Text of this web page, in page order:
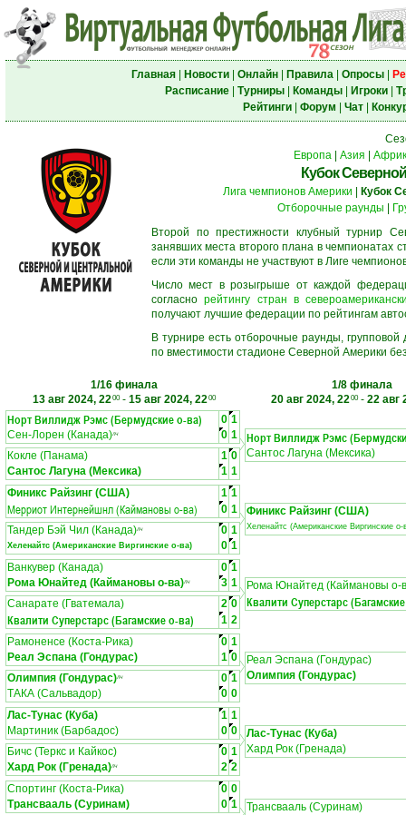
Главная| Новости| Онлайн| Правила| Опросы|
Расписание| Турниры| Команды| Игроки|
Рейтинги| Форум Чат|
Европа| Азия
Кубок
Лига чемпионов Америки
Кубок
Отборочные раунды
Второй по престижности клубный турнир
занявших места второго плана в чемпионатах
если эти команды не участвуют в Лиге
Число мест в розыгрыше от каждой
согласнорейтингу стран в
получают лучшие федерации по рейтингам
В турнире есть отборочные раунды,
по вместимости стадионе Северной Америки
1/16 финала
13 авг 2024, 2200- 15 авг 2024, 2200
1/8 финала
20 авг 2024, 2200- 22 авг
Норт Виллидж Рэмс (Бермудские о-ва) 0 1
Сен-Лорен (Канада)ЛЧ 0 1
Кокле (Панама)
1 0
Сантос Лагуна (Мексика)
1 1
Норт Виллидж Рэмс
Сантос Лагуна (Мексика)
Финикс Райзинг (США) 1 1
Мерриот Интернейшнл (Каймановы о-ва) 0 1
Тандер Бэй Чил (Канада)ЛЧ 0 1
Хеленайтс (Американские Виргинские о-ва) 0 1
Финикс Райзинг (США)
Хеленайтс (Американские Виргинские о-
Ванкувер (Канада) 0 1
Рома Юнайтед (Каймановы о-ва)ЛЧ 3 1
Санарате (Гватемала)
2 0
Квалити Суперстарс (Багамские о-ва) 1 2
Рома Юнайтед (Каймановы о-
Квалити Суперстарс
Рамоненсе (Коста-Рика) 0 1
Реал Эспана (Гондурас)
1 0
Олимпия (Гондурас)ЛЧ 0 1
ТАКА (Сальвадор)
0 0
Реал Эспана (Гондурас)
Олимпия (Гондурас)
Лас-Тунас (Куба) 1 1
Мартиник (Барбадос)
0 0
Бичс (Теркс и Кайкос)
0 1
Хард Рок (Гренада)ЛЧ 2 2
Лас-Тунас (Куба)
Хард Рок (Гренада)
Спортинг (Коста-Рика) 0 0
Трансвааль (Суринам)
0 1
Трансвааль (Суринам)